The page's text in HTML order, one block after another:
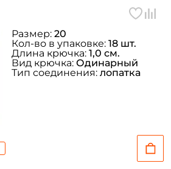
Размер: 20
Кол-во в упаковке: 18 шт.
Длина крючка: 1,0 см.
Вид крючка: Одинарный
Тип соединения: лопатка